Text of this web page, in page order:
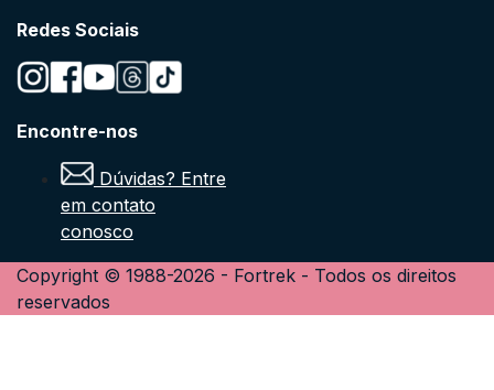
Redes Sociais
Encontre-nos
Dúvidas? Entre
em contato
conosco
Copyright © 1988-2026 - Fortrek - Todos os direitos
reservados